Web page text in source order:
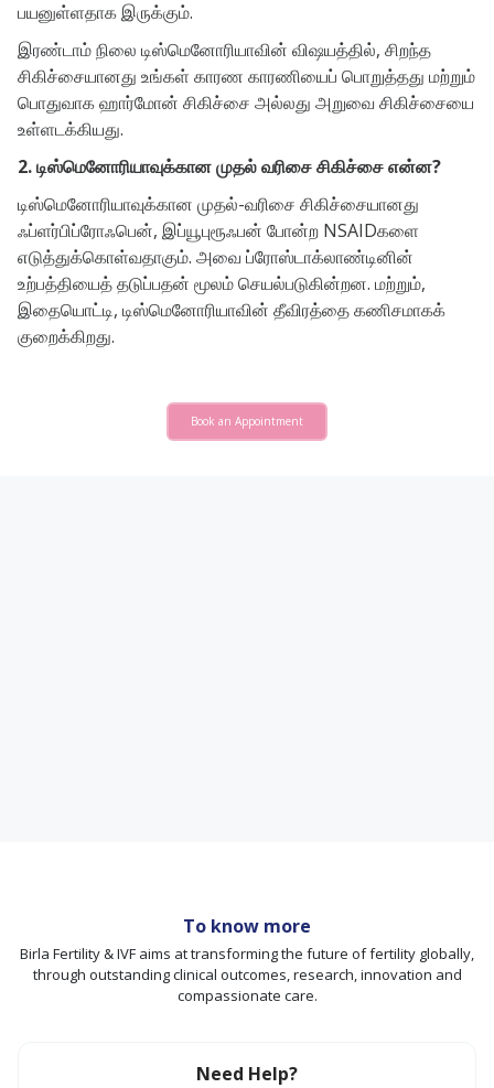
பயனுள்ளதாக இருக்கும்.
இரண்டாம் நிலை டிஸ்மெனோரியாவின் விஷயத்தில், சிறந்த
சிகிச்சையானது உங்கள் காரண காரணியைப் பொறுத்தது மற்றும்
பொதுவாக ஹார்மோன் சிகிச்சை அல்லது அறுவை சிகிச்சையை
உள்ளடக்கியது.
2. டிஸ்மெனோரியாவுக்கான முதல் வரிசை சிகிச்சை என்ன?
டிஸ்மெனோரியாவுக்கான முதல்-வரிசை சிகிச்சையானது
ஃப்ளர்பிப்ரோஃபென், இப்யூபுரூஃபன் போன்ற NSAIDகளை
எடுத்துக்கொள்வதாகும். அவை ப்ரோஸ்டாக்லாண்டினின்
உற்பத்தியைத் தடுப்பதன் மூலம் செயல்படுகின்றன. மற்றும்,
இதையொட்டி, டிஸ்மெனோரியாவின் தீவிரத்தை கணிசமாகக்
குறைக்கிறது.
Book an Appointment
To know more
Birla Fertility & IVF aims at transforming the future of fertility globally,
through outstanding clinical outcomes, research, innovation and
compassionate care.
Need Help?